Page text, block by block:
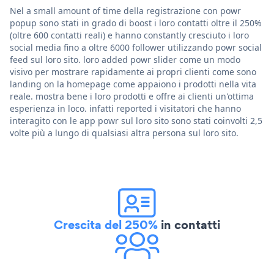
Nel a small amount of time della registrazione con powr
popup sono stati in grado di boost i loro contatti oltre il 250%
(oltre 600 contatti reali) e hanno constantly cresciuto i loro
social media fino a oltre 6000 follower utilizzando powr social
feed sul loro sito. loro added powr slider come un modo
visivo per mostrare rapidamente ai propri clienti come sono
landing on la homepage come appaiono i prodotti nella vita
reale. mostra bene i loro prodotti e offre ai clienti un'ottima
esperienza in loco. infatti reported i visitatori che hanno
interagito con le app powr sul loro sito sono stati coinvolti 2,5
volte più a lungo di qualsiasi altra persona sul loro sito.
Crescita del 250% in contatti